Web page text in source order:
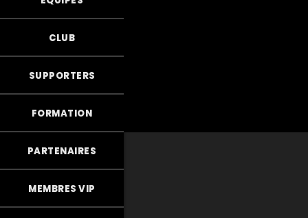
CLUB
SUPPORTERS
FORMATION
PARTENAIRES
MEMBRES VIP